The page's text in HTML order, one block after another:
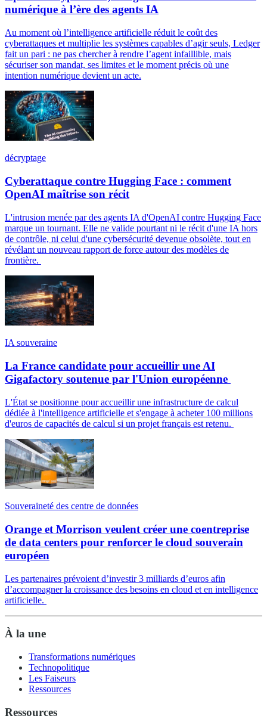
numérique à l’ère des agents IA
Au moment où l’intelligence artificielle réduit le coût des
cyberattaques et multiplie les systèmes capables d’agir seuls, Ledger
fait un pari : ne pas chercher à rendre l’agent infaillible, mais
sécuriser son mandat, ses limites et le moment précis où une
intention numérique devient un acte.
décryptage
Cyberattaque contre Hugging Face : comment
OpenAI maîtrise son récit
L'intrusion menée par des agents IA d'OpenAI contre Hugging Face
marque un tournant. Elle ne valide pourtant ni le récit d'une IA hors
de contrôle, ni celui d'une cybersécurité devenue obsolète, tout en
révélant un nouveau rapport de force autour des modèles de
frontière.
IA souveraine
La France candidate pour accueillir une AI
Gigafactory soutenue par l'Union européenne
L'État se positionne pour accueillir une infrastructure de calcul
dédiée à l'intelligence artificielle et s'engage à acheter 100 millions
d'euros de capacités de calcul si un projet français est retenu.
Souveraineté des centre de données
Orange et Morrison veulent créer une coentreprise
de data centers pour renforcer le cloud souverain
européen
Les partenaires prévoient d’investir 3 milliards d’euros afin
d’accompagner la croissance des besoins en cloud et en intelligence
artificielle.
À la une
Transformations numériques
Technopolitique
Les Faiseurs
Ressources
Ressources